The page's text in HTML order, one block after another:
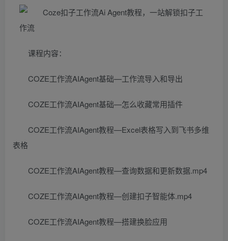
课程内容：
COZE工作流AIAgent基础—工作流导入和导出
COZE工作流AIAgent基础—怎么收藏常用插件
COZE工作流AIAgent教程—Excel表格写入到飞书多维
表格
COZE工作流AIAgent教程—查询数据和更新数据.mp4
COZE工作流AIAgent教程—创建扣子智能体.mp4
COZE工作流AIAgent教程—搭建换脸应用